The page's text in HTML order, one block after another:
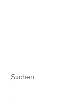
Suchen